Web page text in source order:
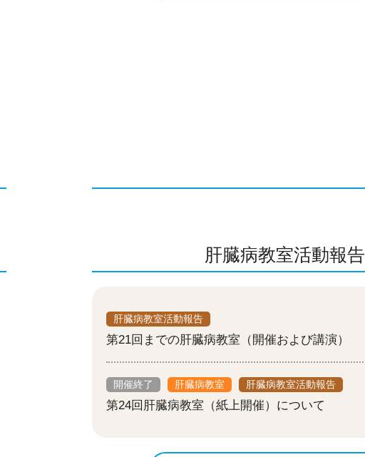
肝臓病教室活動報告
肝臓病教室活動報告
第21回までの肝臓病教室（開催および講演）
開催終了 肝臓病教室 肝臓病教室活動報告
第24回肝臓病教室（紙上開催）について